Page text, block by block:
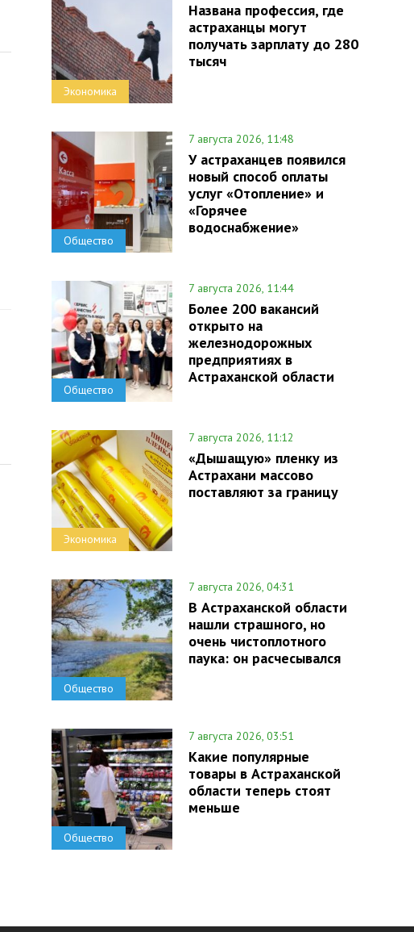
Экономика
Названа профессия, где
астраханцы могут
получать зарплату до 280
тысяч
Общество
7 августа 2026, 11:48
У астраханцев появился
новый способ оплаты
услуг «Отопление» и
«Горячее
водоснабжение»
Общество
7 августа 2026, 11:44
Более 200 вакансий
открыто на
железнодорожных
предприятиях в
Астраханской области
Экономика
7 августа 2026, 11:12
«Дышащую» пленку из
Астрахани массово
поставляют за границу
Общество
7 августа 2026, 04:31
В Астраханской области
нашли страшного, но
очень чистоплотного
паука: он расчесывался
Общество
7 августа 2026, 03:51
Какие популярные
товары в Астраханской
области теперь стоят
меньше